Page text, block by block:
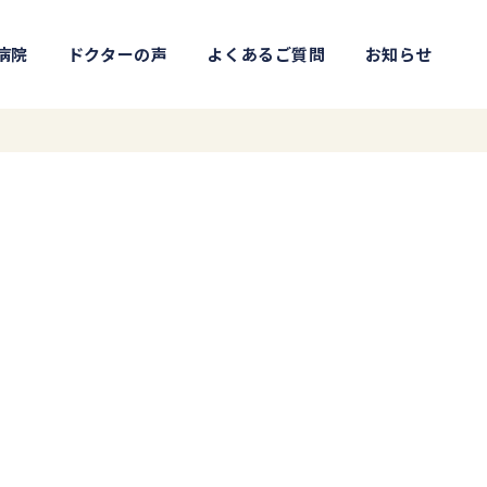
院 ドクターの声 よくあるご質問 お知らせ